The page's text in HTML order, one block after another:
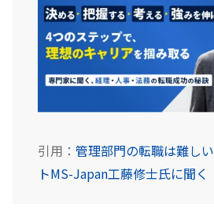
引用： 管理部門の転職は難し
トMS-Japan工藤修士氏に聞く